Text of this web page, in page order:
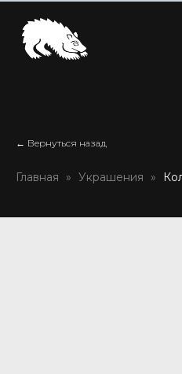
← Вернуться назад
Главная Украшения